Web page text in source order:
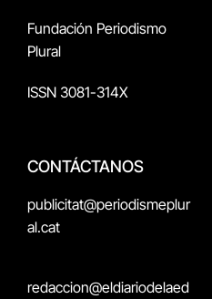
Fundación Periodismo
Plural
ISSN 3081-314X
CONTÁCTANOS
publicitat@periodismeplur
al.cat
redaccion@eldiariodelaed